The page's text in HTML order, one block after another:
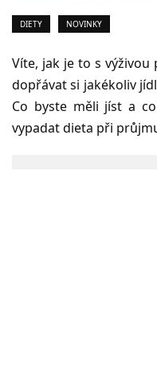
DIETY NOVINKY
Víte, jak je to s
dopřávat si jakékoliv
Co byste měli jíst a
vypadat dieta při